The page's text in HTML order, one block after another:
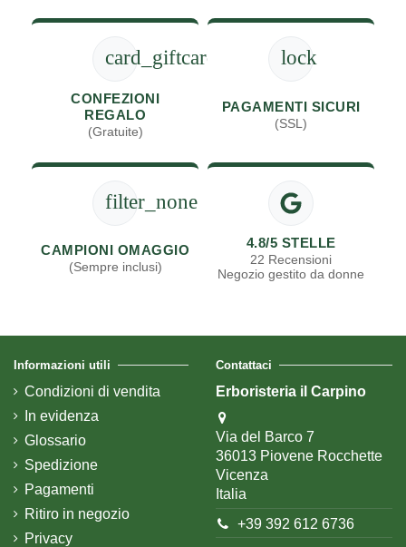
card_giftcard
CONFEZIONI
REGALO
(Gratuite)
lock
PAGAMENTI SICURI
(SSL)
filter_none
CAMPIONI OMAGGIO
(Sempre inclusi)
4.8/5 STELLE
22 Recensioni
Negozio gestito da donne
Informazioni utili
Condizioni di vendita
In evidenza
Glossario
Spedizione
Pagamenti
Ritiro in negozio
Privacy
Contattaci
Erboristeria il Carpino
Via del Barco 7
36013 Piovene Rocchette
Vicenza
Italia
+39 392 612 6736